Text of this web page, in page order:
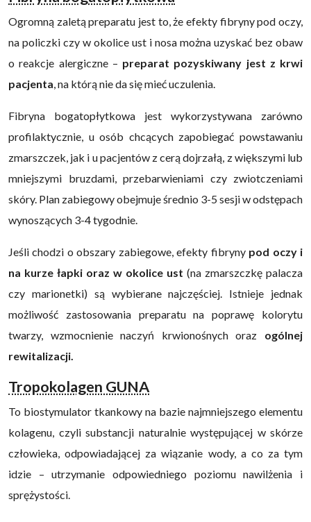
Ogromną zaletą preparatu jest to, że efekty fibryny pod oczy,
na policzki czy w okolice ust i nosa można uzyskać bez obaw
o reakcje alergiczne – preparat pozyskiwany jest z krwi
pacjenta, na którą nie da się mieć uczulenia.
Fibryna bogatopłytkowa jest wykorzystywana zarówno
profilaktycznie, u osób chcących zapobiegać powstawaniu
zmarszczek, jak i u pacjentów z cerą dojrzałą, z większymi lub
mniejszymi bruzdami, przebarwieniami czy zwiotczeniami
skóry. Plan zabiegowy obejmuje średnio 3-5 sesji w odstępach
wynoszących 3-4 tygodnie.
Jeśli chodzi o obszary zabiegowe, efekty fibrynypod oczy i
na kurze łapki oraz w okolice ust (na zmarszczkę palacza
czy marionetki) są wybierane najczęściej. Istnieje jednak
możliwość zastosowania preparatu na poprawę kolorytu
twarzy, wzmocnienie naczyń krwionośnych oraz ogólnej
rewitalizacji.
Tropokolagen GUNA
To biostymulator tkankowy na bazie najmniejszego elementu
kolagenu, czyli substancji naturalnie występującej w skórze
człowieka, odpowiadającej za wiązanie wody, a co za tym
idzie – utrzymanie odpowiedniego poziomu nawilżenia i
sprężystości.